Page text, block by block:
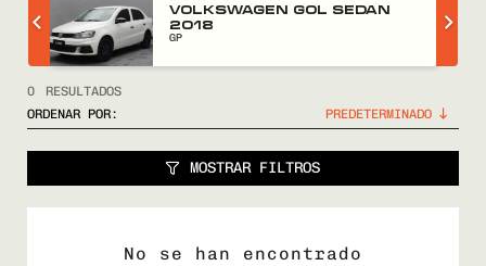
VOLKSWAGEN GOL SEDAN
2018
GP
0
RESULTADOS
ORDENAR POR:
MOSTRAR FILTROS
No se han encontrado